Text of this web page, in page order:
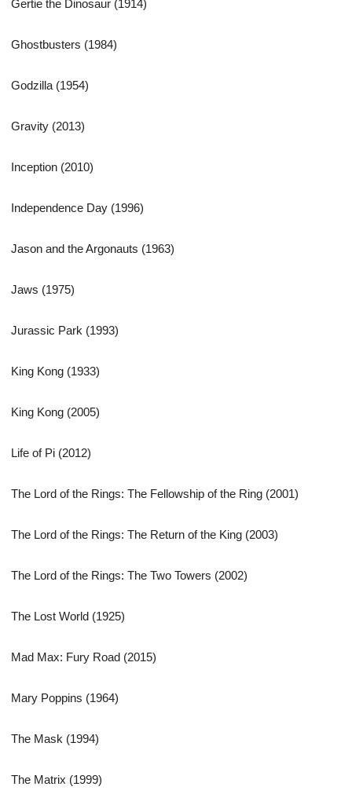
Gertie the Dinosaur (1914)
Ghostbusters (1984)
Godzilla (1954)
Gravity (2013)
Inception (2010)
Independence Day (1996)
Jason and the Argonauts (1963)
Jaws (1975)
Jurassic Park (1993)
King Kong (1933)
King Kong (2005)
Life of Pi (2012)
The Lord of the Rings: The Fellowship of the Ring (2001)
The Lord of the Rings: The Return of the King (2003)
The Lord of the Rings: The Two Towers (2002)
The Lost World (1925)
Mad Max: Fury Road (2015)
Mary Poppins (1964)
The Mask (1994)
The Matrix (1999)